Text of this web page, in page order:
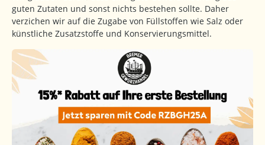
guten Zutaten und sonst nichts bestehen sollte. Daher
verzichen wir auf die Zugabe von Füllstoffen wie Salz oder
künstliche Zusatzstoffe und Konservierungsmittel.